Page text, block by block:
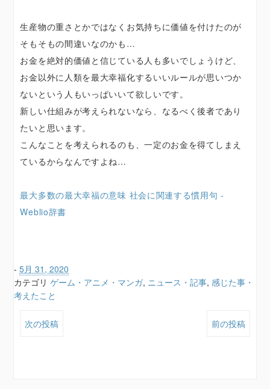
生産物の重さとかではなくお気持ちに価値を付けたのが
そもそもの間違いなのかも…
お金を絶対的価値と信じている人も多いでしょうけど、
お金以外に人類を最大幸福化するいいルールが思いつか
ないという人もいっぱいいて欲しいです。
新しい仕組みが考えられないなら、なるべく後者であり
たいと思います。
こんなことを考えられるのも、一定のお金を得てしまえ
ているからなんですよね…
最大多数の最大幸福の意味 社会に関連する慣用句 -
Weblio辞書
-5月 31, 2020
カテゴリゲーム・アニメ・マンガ, ニュース・記事, 感じた事・
考えたこと
次の投稿 前の投稿